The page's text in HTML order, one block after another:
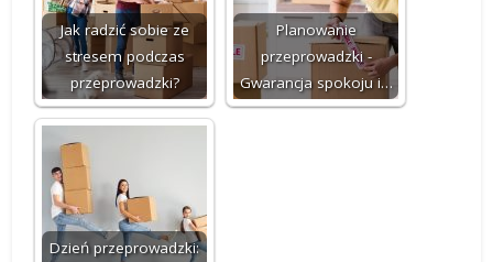
Jak radzić sobie ze
stresem podczas
przeprowadzki?
Planowanie
przeprowadzki -
Gwarancja spokoju i…
Dzień przeprowadzki: